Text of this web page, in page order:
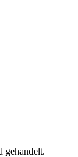
gehandelt.